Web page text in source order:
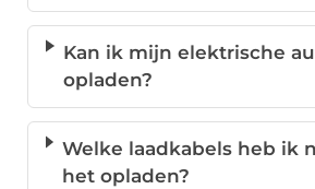
Kan ik mijn elektrische
opladen?
Welke laadkabels heb ik
het opladen?